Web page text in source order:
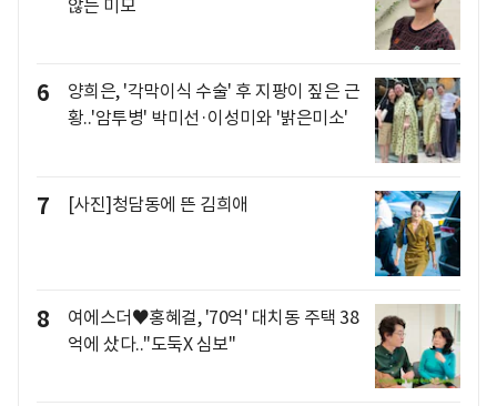
않는 미모
6
양희은, '각막이식 수술' 후 지팡이 짚은 근
황..'암투병' 박미선·이성미와 '밝은미소'
7 [사진]청담동에 뜬 김희애
8
여에스더♥홍혜걸, '70억' 대치동 주택 38
억에 샀다.."도둑X 심보"